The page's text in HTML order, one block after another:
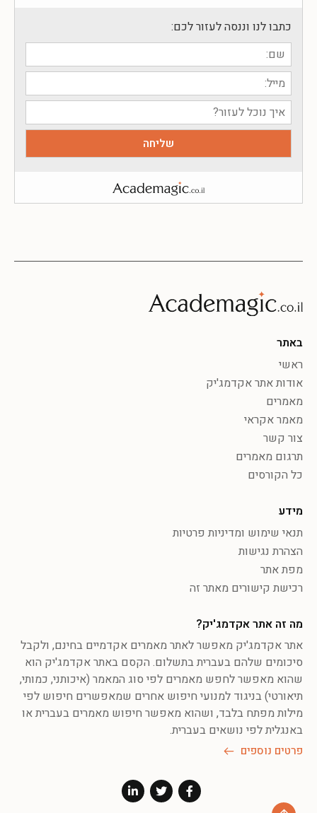
כתבו לנו וננסה לעזור לכם:
באתר
ראשי
אודות אתר אקדמג'יק
מאמרים
מאמר אקראי
צור קשר
תרגום מאמרים
כל הקורסים
מידע
תנאי שימוש ומדיניות פרטיות
הצהרת נגישות
מפת אתר
רכישת קישורים מאתר זה
מה זה אתר אקדמג'יק?
אתר אקדמג'יק מאפשר לאתר מאמרים אקדמיים בחינם, ולקבל
סיכומים שלהם בעברית בתשלום. הקסם באתר אקדמג'יק הוא
שהוא מאפשר לחפש מאמרים לפי סוג המאמר (איכותני, כמותי,
תיאורטי) בניגוד למנועי חיפוש אחרים שמאפשרים חיפוש לפי
מילות מפתח בלבד, ושהוא מאפשר חיפוש מאמרים בעברית או
באנגלית לפי נושאים בעברית.
פרטים נוספים